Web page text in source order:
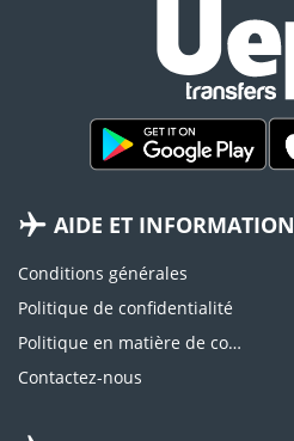
AIDE ET INFORMATION
Conditions générales
Politique de confidentialité
Politique en matière de cookies
Contactez-nous